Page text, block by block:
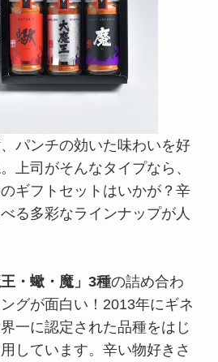
パンチの効いた味わいを好
上司がそんなタイプなら、
ギフトセットはいかが？辛
る多彩なラインナップが人
・蠍・魔」3種の詰め合わ
グが面白い！2013年にギネ
一に認定された品種をはじ
しています。辛い物好きさ